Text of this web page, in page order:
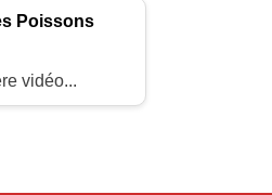
Poissons
vidéo...